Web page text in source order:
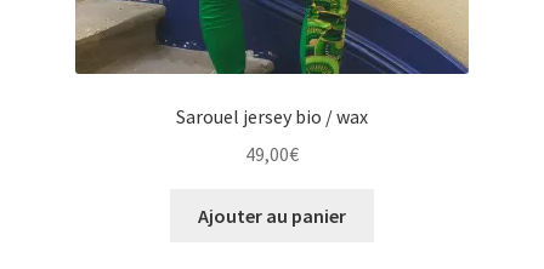
Sarouel jersey bio / wax
49,00€
Ajouter au panier